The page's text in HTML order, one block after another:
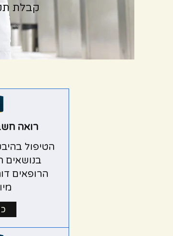
קבלת
רואה
הטיפול
בנושאים
הרופאים